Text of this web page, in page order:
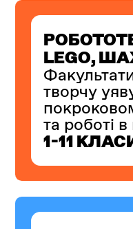
LEGO,
творчу
та роботі
1-11